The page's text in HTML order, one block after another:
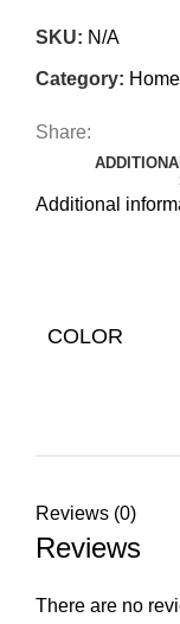
SKU: N/A
Category:
Share:
Additional
COLOR
Reviews (0)
Reviews
There are no